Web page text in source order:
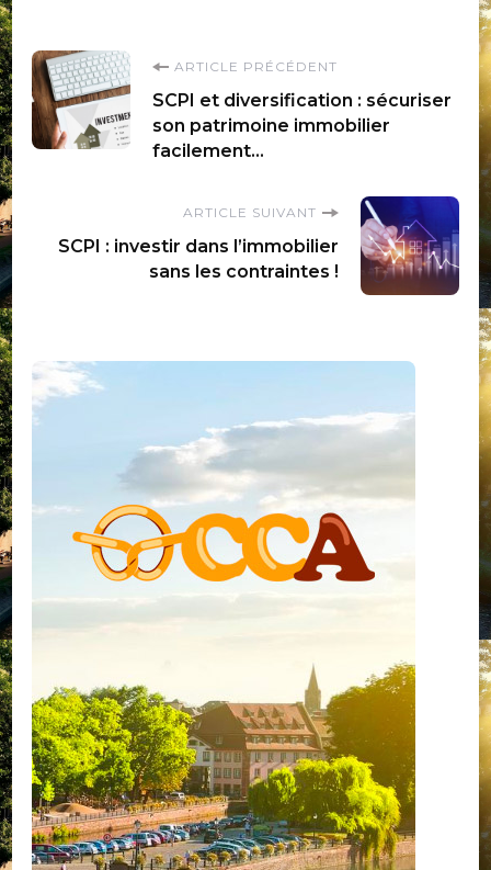
Navigation
d'article
ARTICLE PRÉCÉDENT
SCPI et diversification : sécuriser
son patrimoine immobilier
facilement…
ARTICLE SUIVANT
SCPI : investir dans l’immobilier
sans les contraintes !